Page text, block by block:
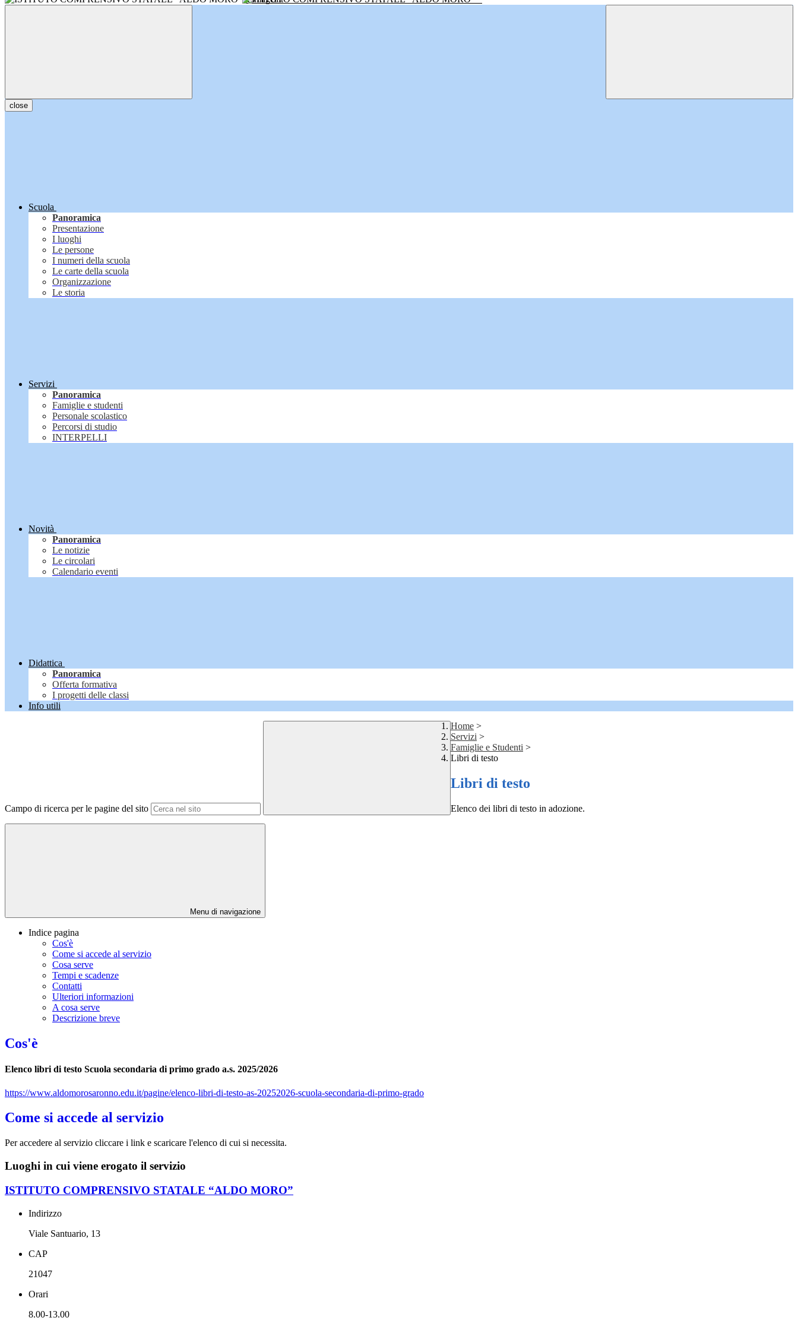
close
Scuola
Panoramica
Presentazione
I luoghi
Le persone
I numeri della scuola
Le carte della scuola
Organizzazione
Le storia
Servizi
Panoramica
Famiglie e studenti
Personale scolastico
Percorsi di studio
INTERPELLI
Novità
Panoramica
Le notizie
Le circolari
Calendario eventi
Didattica
Panoramica
Offerta formativa
I progetti delle classi
Info utili
Campo di ricerca per le pagine del sito
Home >
Servizi >
Famiglie e Studenti >
Libri di testo
Libri di testo
Elenco dei libri di testo in adozione.
Menu di navigazione
Indice pagina
Cos'è
Come si accede al servizio
Cosa serve
Tempi e scadenze
Contatti
Ulteriori informazioni
A cosa serve
Descrizione breve
Cos'è
Elenco libri di testo Scuola secondaria di primo grado a.s. 2025/2026
https://www.aldomorosaronno.edu.it/pagine/elenco-libri-di-testo-as-20252026-scuola-secondaria-di-primo-grado
Come si accede al servizio
Per accedere al servizio cliccare i link e scaricare l'elenco di cui si necessita.
Luoghi in cui viene erogato il servizio
ISTITUTO COMPRENSIVO STATALE “ALDO MORO”
Indirizzo
Viale Santuario, 13
CAP
21047
Orari
8.00-13.00